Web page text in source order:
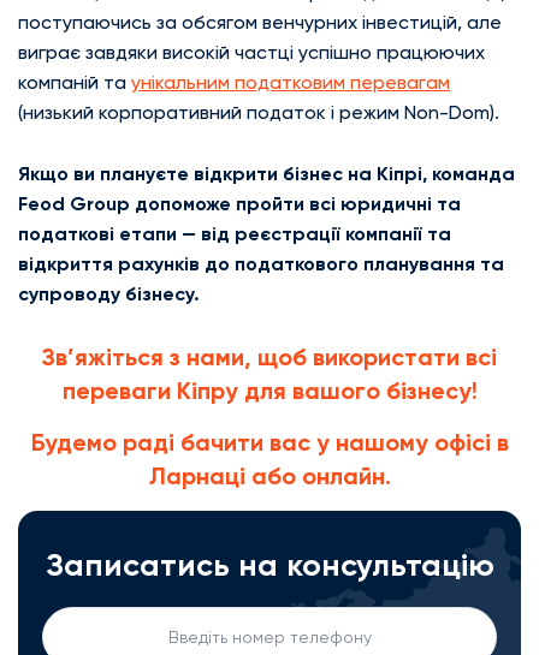
поступаючись за обсягом венчурних інвестицій, але
виграє завдяки високій частці успішно працюючих
компаній та унікальним податковим перевагам
(низький корпоративний податок і режим Non-Dom).
Якщо ви плануєте відкрити бізнес на Кіпрі, команда
Feod Group допоможе пройти всі юридичні та
податкові етапи — від реєстрації компанії та
відкриття рахунків до податкового планування та
супроводу бізнесу.
Зв’яжіться з нами, щоб використати всі
переваги Кіпру для вашого бізнесу!
Будемо раді бачити вас у нашому офісі в
Ларнаці або онлайн.
Записатись на консультацію